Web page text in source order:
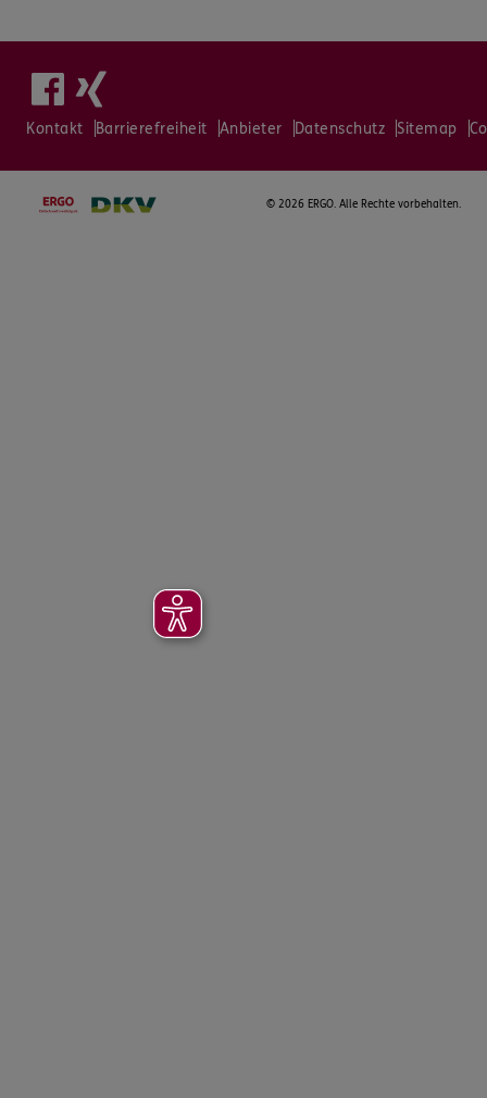
Kontakt Barrierefreiheit Anbieter Datenschutz Sitemap
© 2026 ERGO. Alle Rechte vorbehalten.